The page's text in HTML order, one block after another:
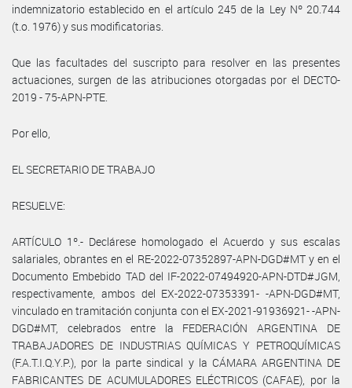
indemnizatorio establecido en el artículo 245 de la Ley Nº 20.744
(t.o. 1976) y sus modificatorias.
Que las facultades del suscripto para resolver en las presentes
actuaciones, surgen de las atribuciones otorgadas por el DECTO-
2019 - 75-APN-PTE.
Por ello,
EL SECRETARIO DE TRABAJO
RESUELVE:
ARTÍCULO 1º.- Declárese homologado el Acuerdo y sus escalas
salariales, obrantes en el RE-2022-07352897-APN-DGD#MT y en el
Documento Embebido TAD del IF-2022-07494920-APN-DTD#JGM,
respectivamente, ambos del EX-2022-07353391- -APN-DGD#MT,
vinculado en tramitación conjunta con el EX-2021-91936921- -APN-
DGD#MT, celebrados entre la FEDERACIÓN ARGENTINA DE
TRABAJADORES DE INDUSTRIAS QUÍMICAS Y PETROQUÍMICAS
(F.A.T.I.Q.Y.P.), por la parte sindical y la CÁMARA ARGENTINA DE
FABRICANTES DE ACUMULADORES ELÉCTRICOS (CAFAE), por la